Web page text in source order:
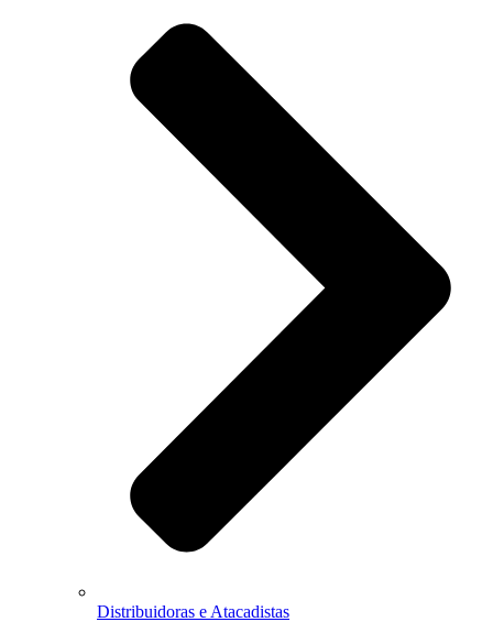
Distribuidoras e Atacadistas